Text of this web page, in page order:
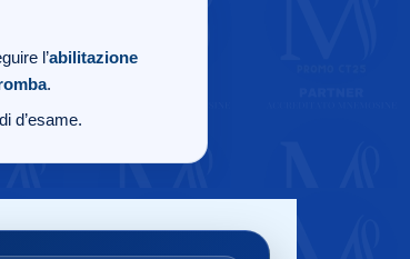
l’abilitazione
.
d’esame.